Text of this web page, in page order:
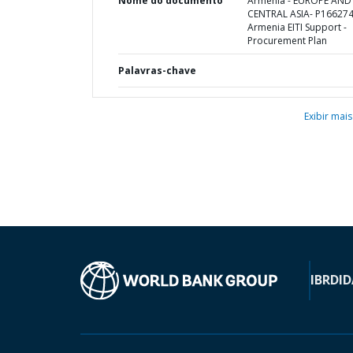
CENTRAL ASIA-
Armenia EITI Support -
Procurement Plan
Palavras-chave
Exibir mais
IBRD